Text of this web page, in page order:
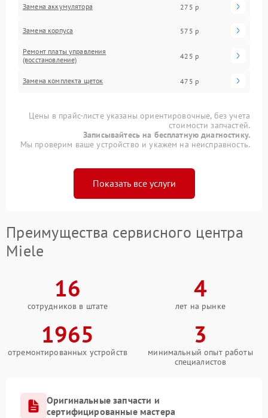
Замена аккумулятора 275 р
Замена корпуса 575 р
Ремонт платы управления
(восстановление)
425 р
Замена комплекта щеток 475 р
Цены в прайс-листе указаны ориентировочные, без учета
стоимости запчастей.
Записывайтесь на бесплатную диагностику.
Мы проверим ваше устройство и укажем на неисправность.
Показать все услуги
Преимущества сервисного центра
Miele
16
сотрудников в штате
4
лет на рынке
1965
отремонтированных устройств
3
минимальный опыт работы
специалистов
Оригинальные запчасти и
сертифицированные мастера